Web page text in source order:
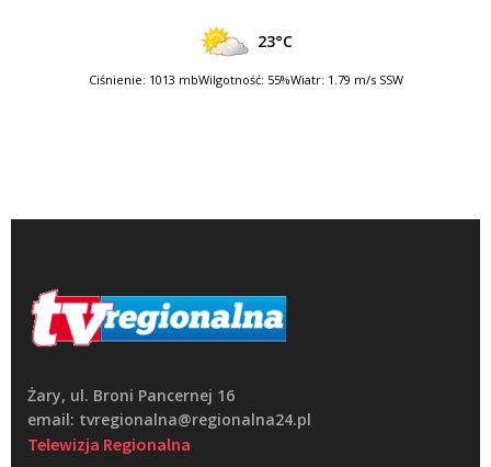
23°C
Ciśnienie: 1013 mbWilgotność: 55%Wiatr: 1.79 m/s SSW
Żary, ul. Broni Pancernej 16
email: tvregionalna@regionalna24.pl
Telewizja Regionalna